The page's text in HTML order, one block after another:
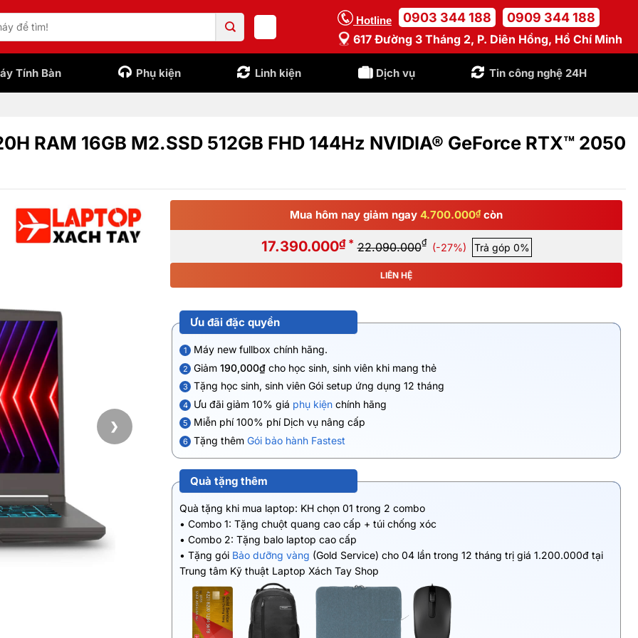
Hotline 0903 344 188 0909 344 188
617 Đường 3 Tháng 2, P. Diên Hồng, Hồ Chí Minh
Tính Bàn Phụ kiện Linh kiện Dịch vụ Tin công nghệ 24H
RAM 16GB M2.SSD 512GB FHD 144Hz NVIDIA® GeForce RTX™ 2050
❯
Mua hôm nay giảm ngay 4.700.000₫ còn
17.390.000₫ * 22.090.000₫ (-27%) Trả góp 0%
LIÊN HỆ
Ưu đãi đặc quyền
1 Máy new fullbox chính hãng.
2 Giảm 190,000₫ cho học sinh, sinh viên khi mang thẻ
3 Tặng học sinh, sinh viên Gói setup ứng dụng 12 tháng
4 Ưu đãi giảm 10% giá phụ kiện chính hãng
5 Miễn phí 100% phí Dịch vụ nâng cấp
6 Tặng thêm Gói bảo hành Fastest
Quà tặng thêm
Quà tặng khi mua laptop: KH chọn 01 trong 2 combo
• Combo 1: Tặng chuột quang cao cấp + túi chống xóc
• Combo 2: Tặng balo laptop cao cấp
• Tặng gói Bảo dưỡng vàng (Gold Service) cho 04 lần trong 12 tháng trị giá 1.200.000đ tại
Trung tâm Kỹ thuật Laptop Xách Tay Shop